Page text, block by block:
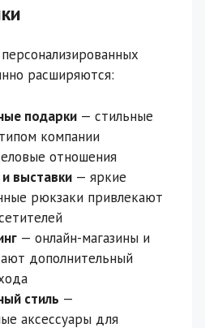
расширяются:
подарки — стильные
компании
отношения
выставки — яркие
рюкзаки привлекают
— онлайн-магазины и
дополнительный
стиль —
аксессуары для